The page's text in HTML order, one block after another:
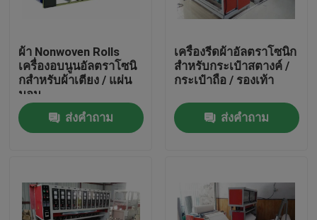
บ้าน
ผ้า Nonwoven Rolls
เครื่องอบนูนอัลตราโซนิ
กสำหรับผ้าเตียง / แผ่น
นอน
ส่งคำถาม
เครื่องรีดผ้าอัลตราโซนิก
สำหรับกระเป๋าสตางค์ /
กระเป๋าถือ / รองเท้า
ส่งคำถาม